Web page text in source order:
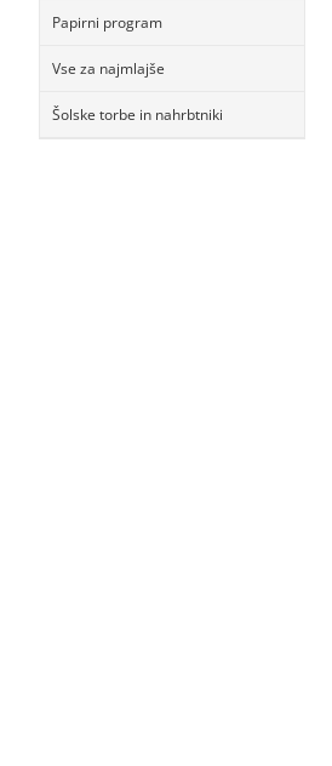
Papirni program
Vse za najmlajše
Šolske torbe in nahrbtniki